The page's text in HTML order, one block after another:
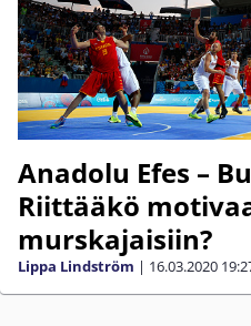
Anadolu Efes –
Riittääkö
murskajaisiin?
Lippa Lindström | 16.03.2020